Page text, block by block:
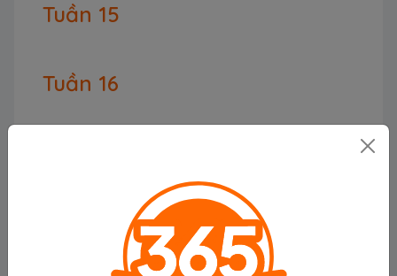
Tuần 15
Tuần 16